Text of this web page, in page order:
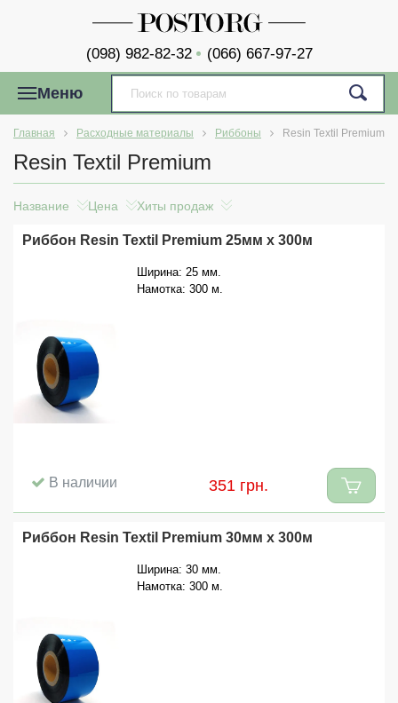
(098) 982-82-32 (066) 667-97-27
Меню
Главная Расходные материалы Риббоны Resin Textil Premium
Resin Textil Premium
Название Цена Хиты продаж
Риббон Resin Textil Premium 25мм x 300м
Ширина: 25 мм.
Намотка: 300 м.
В наличии 351 грн.
Риббон Resin Textil Premium 30мм x 300м
Ширина: 30 мм.
Намотка: 300 м.